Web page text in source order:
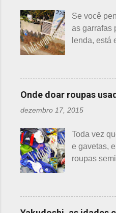
aranha
da teia. A
mãe -
bem longe
percebeu,
pequena,
hasu, em
olhada nas
grandes
flores de
brotam de
apenas 3
largas e cor
crescem
longas. As
flor de
Se você
as garrafas
lenda, está
inclusive
mais uma
em
que passei
descobri
acabou
sobre
dispostos
jardins do
com água,
Onde doar roupas
dezembro 17, 2015
Toda vez
e gavetas,
roupas
Roupas
estado,
novas,